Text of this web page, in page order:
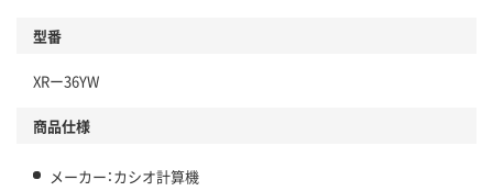
型番
XRー36YW
商品仕様
メーカー：カシオ計算機